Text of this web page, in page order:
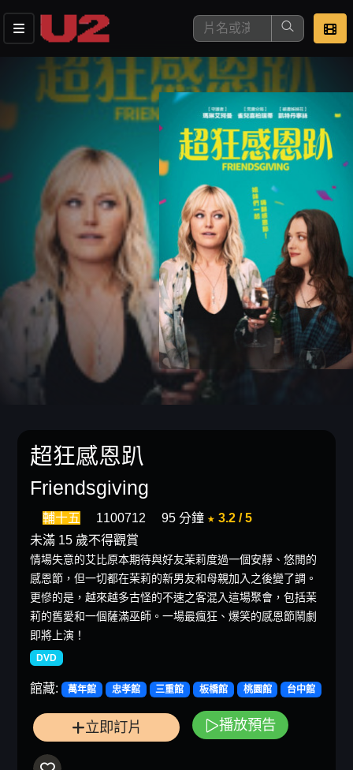
這是您本次要看的影片
去敲定看片時間
超狂感恩趴
Friendsgiving
輔十五 1100712 95 分鐘 ★ 3.2 / 5
未滿 15 歲不得觀賞
情場失意的艾比原本期待與好友茉莉度過一個安靜、悠閒的
感恩節，但一切都在茉莉的新男友和母親加入之後變了調。
更慘的是，越來越多古怪的不速之客混入這場聚會，包括茉
莉的舊愛和一個薩滿巫師。一場最瘋狂、爆笑的感恩節鬧劇
即將上演！
DVD
館藏: 萬年館 忠孝館 三重館 板橋館 桃園館 台中館
立即訂片 播放預告